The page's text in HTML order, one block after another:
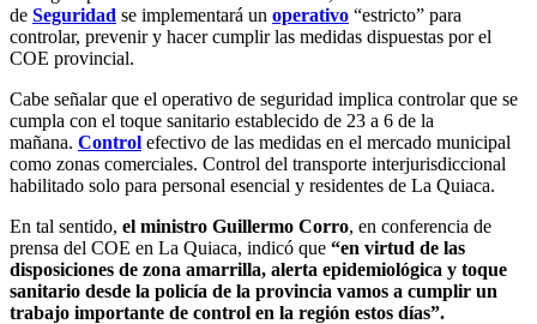
de Seguridad se implementará un operativo “estricto” para
controlar, prevenir y hacer cumplir las medidas dispuestas por el
COE provincial.
Cabe señalar que el operativo de seguridad implica controlar que se
cumpla con el toque sanitario establecido de 23 a 6 de la
mañana. Control efectivo de las medidas en el mercado municipal
como zonas comerciales. Control del transporte interjurisdiccional
habilitado solo para personal esencial y residentes de La Quiaca.
En tal sentido, el ministro Guillermo Corro, en conferencia de
prensa del COE en La Quiaca, indicó que “en virtud de las
disposiciones de zona amarrilla, alerta epidemiológica y toque
sanitario desde la policía de la provincia vamos a cumplir un
trabajo importante de control en la región estos días”.